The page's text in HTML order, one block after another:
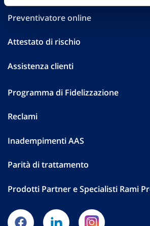
Preventivatore online
Attestato di rischio
Assistenza clienti
Programma di Fidelizzazione
Reclami
Inadempimenti AAS
Parità di trattamento
Prodotti Partner e Specialisti Rami